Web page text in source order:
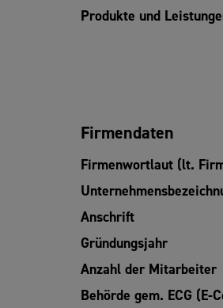
Produkte und
Firmendaten
Firmenwortlaut (lt.
Anschrift
Gründungsjahr
Anzahl der Mitarbeiter
Behörde gem. ECG (E-